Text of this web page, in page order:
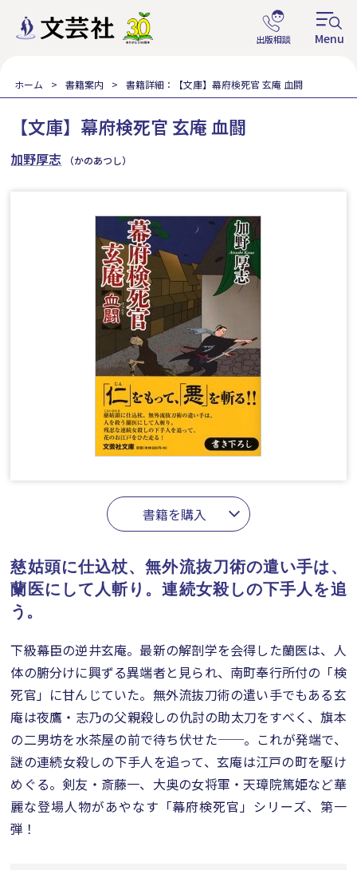
ホーム 書籍案内 書籍詳細：【文庫】幕府検死官 玄庵 血闘
【文庫】幕府検死官 玄庵 血闘
加野厚志 （かのあつし）
書籍を購入
慈姑頭に仕込杖、無外流抜刀術の遣い手は、
蘭医にして人斬り。連続女殺しの下手人を追
う。
下級幕臣の逆井玄庵。最新の解剖学を会得した蘭医は、人
体の腑分けに興ずる異端者と見られ、南町奉行所付の「検
死官」に甘んじていた。無外流抜刀術の遣い手でもある玄
庵は夜鷹・志乃の父親殺しの仇討の助太刀をすべく、旗本
の二男坊を水茶屋の前で待ち伏せた──。これが発端で、
謎の連続女殺しの下手人を追って、玄庵は江戸の町を駆け
めぐる。剣友・斎藤一、大奥の女将軍・天璋院篤姫など華
麗な登場人物があやなす「幕府検死官」シリーズ、第一
弾！